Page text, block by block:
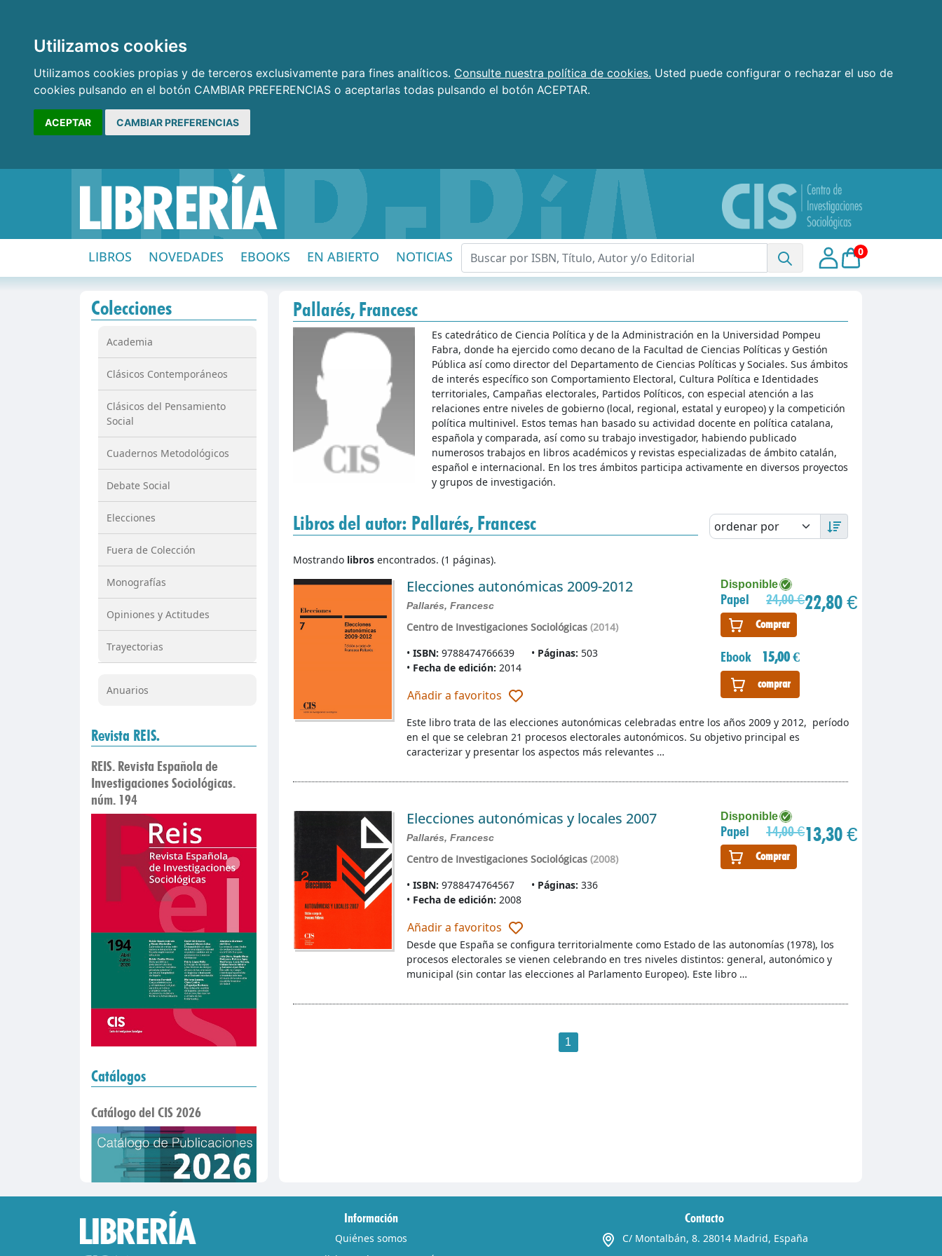
Utilizamos cookies
Utilizamos cookies propias y de terceros exclusivamente para fines analíticos. Consulte nuestra política de cookies. Usted puede configurar o rechazar el uso de
cookies pulsando en el botón CAMBIAR PREFERENCIAS o aceptarlas todas pulsando el botón ACEPTAR.
ACEPTAR CAMBIAR PREFERENCIAS
LIBROS NOVEDADES EBOOKS EN ABIERTO NOTICIAS 0
Colecciones
Academia
Clásicos Contemporáneos
Clásicos del Pensamiento
Social
Cuadernos Metodológicos
Debate Social
Elecciones
Fuera de Colección
Monografías
Opiniones y Actitudes
Trayectorias
Anuarios
Revista REIS.
REIS. Revista Española de
Investigaciones Sociológicas.
núm. 194
Catálogos
Catálogo del CIS 2026
Pallarés, Francesc
Es catedrático de Ciencia Política y de la Administración en la Universidad Pompeu
Fabra, donde ha ejercido como decano de la Facultad de Ciencias Políticas y Gestión
Pública así como director del Departamento de Ciencias Políticas y Sociales. Sus ámbitos
de interés específico son Comportamiento Electoral, Cultura Política e Identidades
territoriales, Campañas electorales, Partidos Políticos, con especial atención a las
relaciones entre niveles de gobierno (local, regional, estatal y europeo) y la competición
política multinivel. Estos temas han basado su actividad docente en política catalana,
española y comparada, así como su trabajo investigador, habiendo publicado
numerosos trabajos en libros académicos y revistas especializadas de ámbito catalán,
español e internacional. En los tres ámbitos participa activamente en diversos proyectos
y grupos de investigación.
Libros del autor: Pallarés, Francesc
Mostrando librosencontrados. (1 páginas).
Elecciones autonómicas 2009-2012
Pallarés, Francesc
Centro de Investigaciones Sociológicas (2014)
ISBN: 9788474766639 Páginas: 503
Fecha de edición: 2014
Añadir a favoritos
Disponible
Papel 24,00 €22,80 €
Comprar
Ebook 15,00 €
comprar
Este libro trata de las elecciones autonómicas celebradas entre los años 2009 y 2012, período
en el que se celebran 21 procesos electorales autonómicos. Su objetivo principal es
caracterizar y presentar los aspectos más relevantes …
Elecciones autonómicas y locales 2007
Pallarés, Francesc
Centro de Investigaciones Sociológicas (2008)
ISBN: 9788474764567 Páginas: 336
Fecha de edición: 2008
Añadir a favoritos
Disponible
Papel 14,00 €13,30 €
Comprar
Desde que España se configura territorialmente como Estado de las autonomías (1978), los
procesos electorales se vienen celebrando en tres niveles distintos: general, autonómico y
municipal (sin contar las elecciones al Parlamento Europeo). Este libro …
1
Información
Quiénes somos
Contacto
C/ Montalbán, 8. 28014 Madrid, España